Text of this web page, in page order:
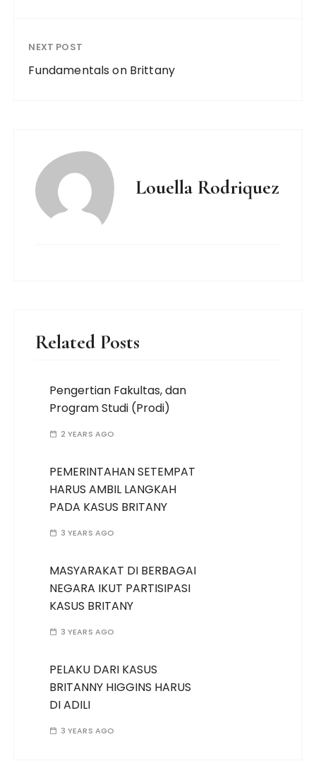
NEXT POST
Fundamentals on Brittany
Louella Rodriquez
Related Posts
Pengertian Fakultas, dan
Program Studi (Prodi)
2 YEARS AGO
PEMERINTAHAN SETEMPAT
HARUS AMBIL LANGKAH
PADA KASUS BRITANY
3 YEARS AGO
MASYARAKAT DI BERBAGAI
NEGARA IKUT PARTISIPASI
KASUS BRITANY
3 YEARS AGO
PELAKU DARI KASUS
BRITANNY HIGGINS HARUS
DI ADILI
3 YEARS AGO